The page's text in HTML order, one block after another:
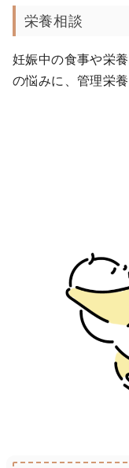
栄養相談
妊娠中の食事や栄
の悩みに、管理栄